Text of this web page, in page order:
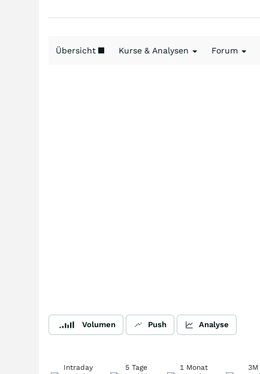
Übersicht Kurse & Analysen Forum
Volumen Push Analyse
Intraday 5 Tage 1 Monat 3M